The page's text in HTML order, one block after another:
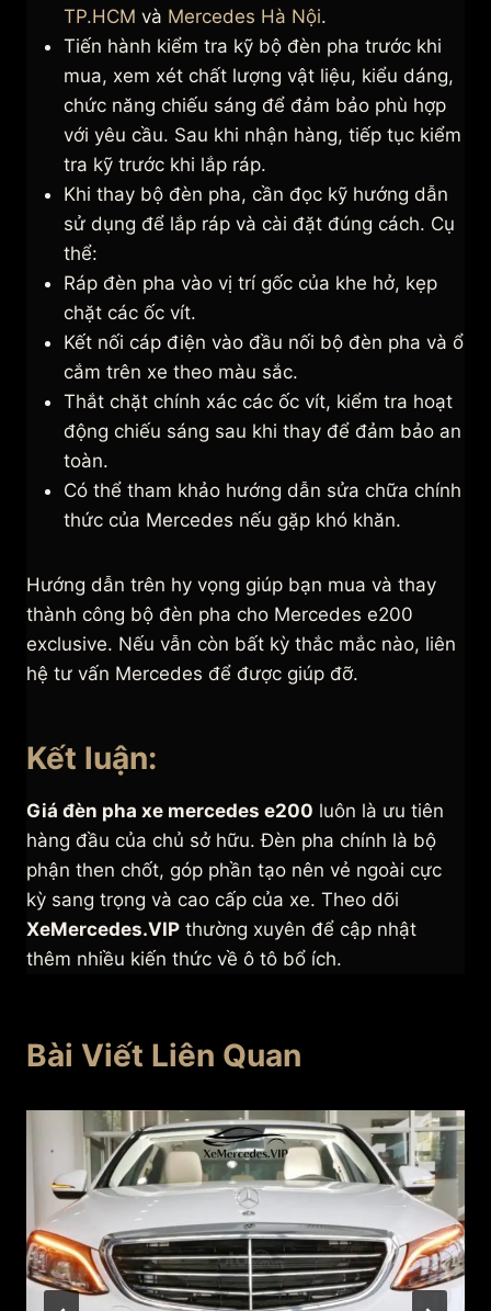
TP.HCM và Mercedes Hà Nội.
Tiến hành kiểm tra kỹ bộ đèn pha trước khi
mua, xem xét chất lượng vật liệu, kiểu dáng,
chức năng chiếu sáng để đảm bảo phù hợp
với yêu cầu. Sau khi nhận hàng, tiếp tục kiểm
tra kỹ trước khi lắp ráp.
Khi thay bộ đèn pha, cần đọc kỹ hướng dẫn
sử dụng để lắp ráp và cài đặt đúng cách. Cụ
thể:
Ráp đèn pha vào vị trí gốc của khe hở, kẹp
chặt các ốc vít.
Kết nối cáp điện vào đầu nối bộ đèn pha và ổ
cắm trên xe theo màu sắc.
Thắt chặt chính xác các ốc vít, kiểm tra hoạt
động chiếu sáng sau khi thay để đảm bảo an
toàn.
Có thể tham khảo hướng dẫn sửa chữa chính
thức của Mercedes nếu gặp khó khăn.
Hướng dẫn trên hy vọng giúp bạn mua và thay
thành công bộ đèn pha cho Mercedes e200
exclusive. Nếu vẫn còn bất kỳ thắc mắc nào, liên
hệ tư vấn Mercedes để được giúp đỡ.
Kết luận:
Giá đèn pha xe mercedes e200 luôn là ưu tiên
hàng đầu của chủ sở hữu. Đèn pha chính là bộ
phận then chốt, góp phần tạo nên vẻ ngoài cực
kỳ sang trọng và cao cấp của xe. Theo dõi
XeMercedes.VIP thường xuyên để cập nhật
thêm nhiều kiến thức về ô tô bổ ích.
Bài Viết Liên Quan